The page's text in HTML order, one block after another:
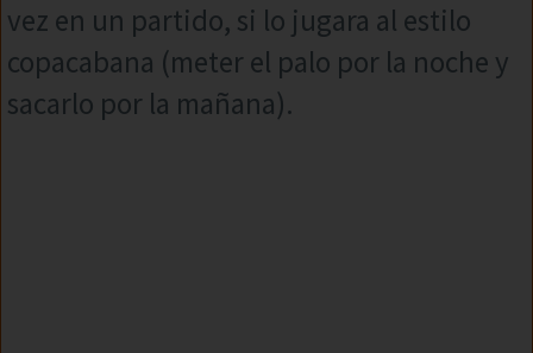
vez en un partido, si lo jugara al estilo
copacabana (meter el palo por la noche y
sacarlo por la mañana).